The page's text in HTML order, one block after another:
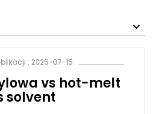
: 2025-07-15
vs hot-melt
solvent